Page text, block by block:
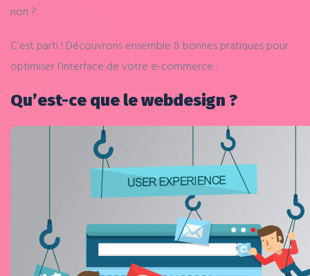
non ?
C’est parti ! Découvrons ensemble 8 bonnes pratiques pour
optimiser l’interface de votre e-commerce :
Qu’est-ce que le webdesign ?